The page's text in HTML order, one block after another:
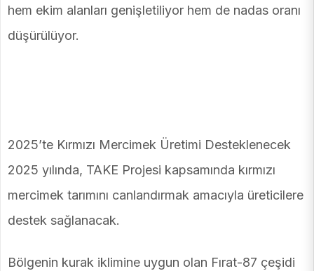
hem ekim alanları genişletiliyor hem de nadas oranı
düşürülüyor.
2025’te Kırmızı Mercimek Üretimi Desteklenecek
2025 yılında, TAKE Projesi kapsamında kırmızı
mercimek tarımını canlandırmak amacıyla üreticilere
destek sağlanacak.
Bölgenin kurak iklimine uygun olan Fırat-87 çeşidi